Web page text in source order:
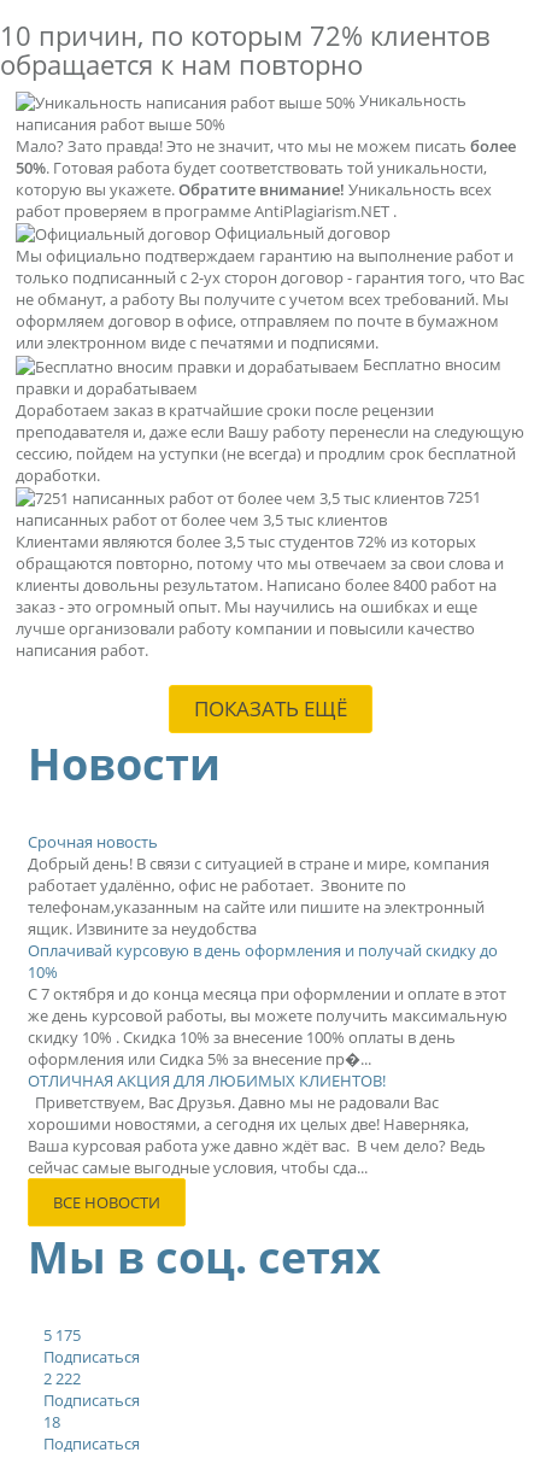
10 причин, по которым 72% клиентов
обращается к нам повторно
Уникальность
написания работ выше 50%
Мало? Зато правда! Это не значит, что мы не можем писать более
50%. Готовая работа будет соответствовать той уникальности,
которую вы укажете.Обратите внимание! Уникальность всех
работ проверяем в программе AntiPlagiarism.NET .
Официальный договор
Мы официально подтверждаем гарантию на выполнение работ и
только подписанный с 2-ух сторон договор - гарантия того, что Вас
не обманут, а работу Вы получите с учетом всех требований. Мы
оформляем договор в офисе, отправляем по почте в бумажном
или электронном виде с печатями и подписями.
Бесплатно вносим
правки и дорабатываем
Доработаем заказ в кратчайшие сроки после рецензии
преподавателя и, даже если Вашу работу перенесли на следующую
сессию, пойдем на уступки (не всегда) и продлим срок бесплатной
доработки.
7251
написанных работ от более чем 3,5 тыс клиентов
Клиентами являются более 3,5 тыс студентов 72% из которых
обращаются повторно, потому что мы отвечаем за свои слова и
клиенты довольны результатом. Написано более 8400 работ на
заказ - это огромный опыт. Мы научились на ошибках и еще
лучше организовали работу компании и повысили качество
написания работ.
ПОКАЗАТЬ ЕЩЁ
Новости
Срочная новость
Добрый день! В связи с ситуацией в стране и мире, компания
работает удалённо, офис не работает. Звоните по
телефонам,указанным на сайте или пишите на электронный
ящик. Извините за неудобства
Оплачивай курсовую в день оформления и получай скидку до
10%
С 7 октября и до конца месяца при оформлении и оплате в этот
же день курсовой работы, вы можете получить максимальную
скидку 10% . Скидка 10% за внесение 100% оплаты в день
оформления или Сидка 5% за внесение пр�...
ОТЛИЧНАЯ АКЦИЯ ДЛЯ ЛЮБИМЫХ КЛИЕНТОВ!
Приветствуем, Вас Друзья. Давно мы не радовали Вас
хорошими новостями, а сегодня их целых две! Наверняка,
Ваша курсовая работа уже давно ждёт вас. В чем дело? Ведь
сейчас самые выгодные условия, чтобы сда...
ВСЕ НОВОСТИ
Мы в соц. сетях
5 175
Подписаться
2 222
Подписаться
18
Подписаться